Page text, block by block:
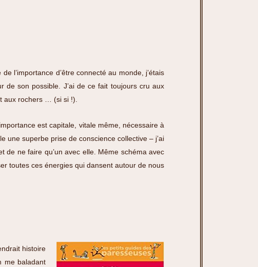
l’importance d’être connecté au monde, j’étais
de son possible. J’ai de ce fait toujours cru aux
aux rochers … (si si !).
est capitale, vitale même, nécessaire à
une superbe prise de conscience collective – j’ai
ne faire qu’un avec elle. Même schéma avec
toutes ces énergies qui dansent autour de nous
histoire
me baladant